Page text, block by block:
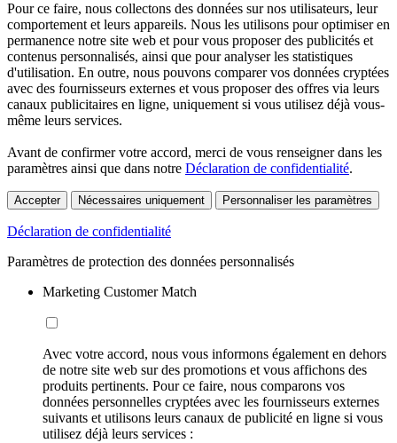
Pour ce faire, nous collectons des données sur nos utilisateurs, leur
comportement et leurs appareils. Nous les utilisons pour optimiser en
permanence notre site web et pour vous proposer des publicités et
contenus personnalisés, ainsi que pour analyser les statistiques
d'utilisation. En outre, nous pouvons comparer vos données cryptées
avec des fournisseurs externes et vous proposer des offres via leurs
canaux publicitaires en ligne, uniquement si vous utilisez déjà vous-
même leurs services.
Avant de confirmer votre accord, merci de vous renseigner dans les
paramètres ainsi que dans notre Déclaration de confidentialité.
Accepter Nécessaires uniquement Personnaliser les paramètres
Déclaration de confidentialité
Paramètres de protection des données personnalisés
Marketing Customer Match
Avec votre accord, nous vous informons également en dehors
de notre site web sur des promotions et vous affichons des
produits pertinents. Pour ce faire, nous comparons vos
données personnelles cryptées avec les fournisseurs externes
suivants et utilisons leurs canaux de publicité en ligne si vous
utilisez déjà leurs services :